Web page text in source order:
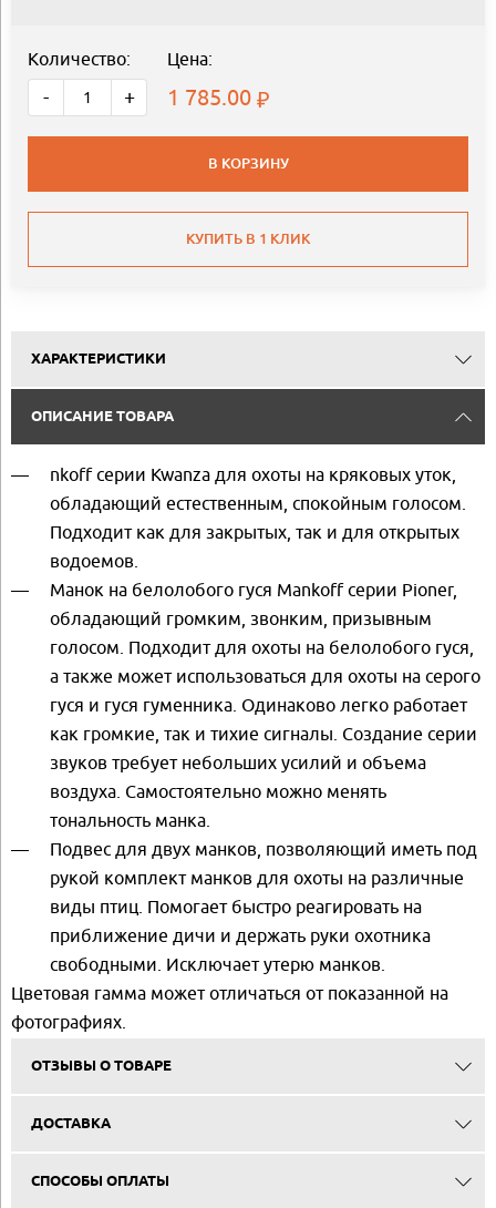
Количество:
- +
Цена:
1 785.00
В КОРЗИНУ
КУПИТЬ В 1 КЛИК
ХАРАКТЕРИСТИКИ
ОПИСАНИЕ ТОВАРА
nkoff серии Kwanza для охоты на кряковых уток,
обладающий естественным, спокойным голосом.
Подходит как для закрытых, так и для открытых
водоемов.
Манок на белолобого гуся Mankoff серии Pioner,
обладающий громким, звонким, призывным
голосом. Подходит для охоты на белолобого гуся,
а также может использоваться для охоты на серого
гуся и гуся гуменника. Одинаково легко работает
как громкие, так и тихие сигналы. Создание серии
звуков требует небольших усилий и объема
воздуха. Самостоятельно можно менять
тональность манка.
Подвес для двух манков, позволяющий иметь под
рукой комплект манков для охоты на различные
виды птиц. Помогает быстро реагировать на
приближение дичи и держать руки охотника
свободными. Исключает утерю манков.
Цветовая гамма может отличаться от показанной на
фотографиях.
ОТЗЫВЫ О ТОВАРЕ
ДОСТАВКА
СПОСОБЫ ОПЛАТЫ